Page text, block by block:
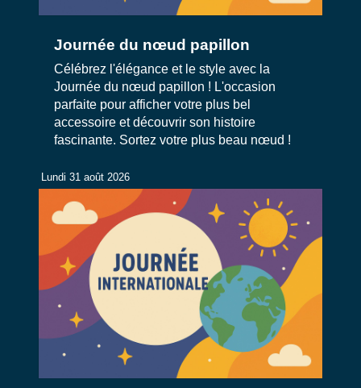
Journée du nœud papillon
Célébrez l'élégance et le style avec la
Journée du nœud papillon ! L'occasion
parfaite pour afficher votre plus bel
accessoire et découvrir son histoire
fascinante. Sortez votre plus beau nœud !
Lundi 31 août 2026